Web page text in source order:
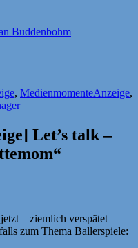
Buddenbohm
, MedienmomenteAnzeige,
Let’s talk –
– ziemlich verspätet –
zum Thema Ballerspiele: